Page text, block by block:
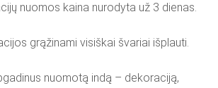
nuomos kaina nurodyta už 3 dienas.
grąžinami visiškai švariai išplauti.
nuomotą indą – dekoraciją,